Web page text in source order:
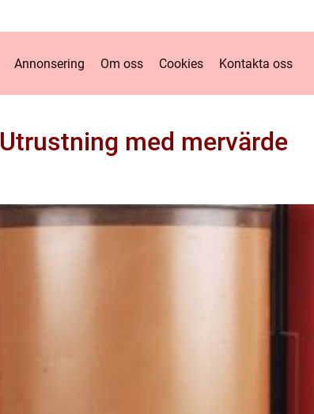
Annonsering Om oss Cookies Kontakta oss
Utrustning med mervärde